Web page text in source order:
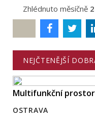
Zhlédnuto měsíčně
NEJČTENĚJŠÍ
Multifunkční
OSTRAVA